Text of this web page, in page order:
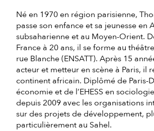
Né en 1970 en région parisienne,
passe son enfance et sa jeunesse en
subsaharienne et au Moyen-Orient.
France à 20 ans, il se forme au
rue Blanche (ENSATT). Après 15
acteur et metteur en scène à Paris, il
continent africain. Diplômé de Paris-
économie et de l’EHESS en
depuis 2009 avec les organisations
sur des projets de développement,
particulièrement au Sahel.